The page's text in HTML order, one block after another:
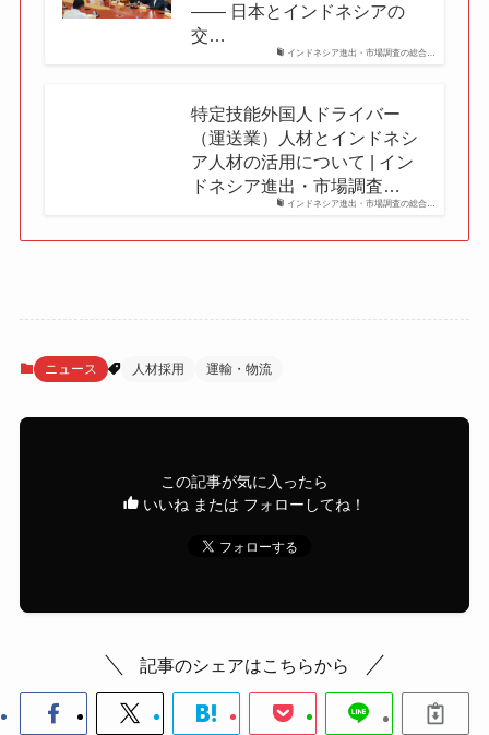
インドネシア進出・市場調査の総合…
—— 日本とインドネシアの
交…
インドネシア進出・市場調査の総合…
特定技能外国人ドライバー
（運送業）人材とインドネシ
ア人材の活用について | イン
ドネシア進出・市場調査…
ニュース 人材採用 運輸・物流
この記事が気に入ったら
いいね または フォローしてね！
記事のシェアはこちらから